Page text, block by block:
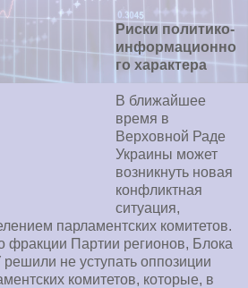
Риски политико-
информационно
го характера
В ближайшее
время в
Верховной Раде
Украины может
возникнуть новая
конфликтная
ситуация,
парламентских комитетов.
фракции Партии регионов, Блока
не уступать оппозиции
комитетов, которые, в